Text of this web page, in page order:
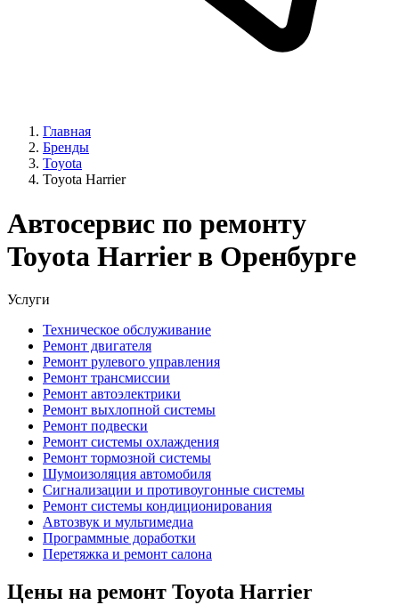
Главная
Бренды
Toyota
Toyota Harrier
Автосервис по ремонту
Toyota Harrier в Оренбурге
Услуги
Техническое обслуживание
Ремонт двигателя
Ремонт рулевого управления
Ремонт трансмиссии
Ремонт автоэлектрики
Ремонт выхлопной системы
Ремонт подвески
Ремонт системы охлаждения
Ремонт тормозной системы
Шумоизоляция автомобиля
Сигнализации и противоугонные системы
Ремонт системы кондиционирования
Автозвук и мультимедиа
Программные доработки
Перетяжка и ремонт салона
Цены на ремонт Toyota Harrier